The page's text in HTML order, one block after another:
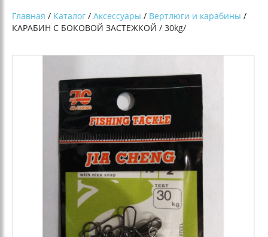
Главная / Каталог / Аксессуары / Вертлюги и карабины /
КАРАБИН С БОКОВОЙ ЗАСТЕЖКОЙ / 30kg/